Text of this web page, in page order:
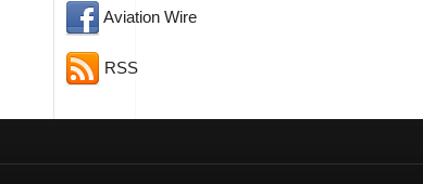
Aviation Wire
RSS